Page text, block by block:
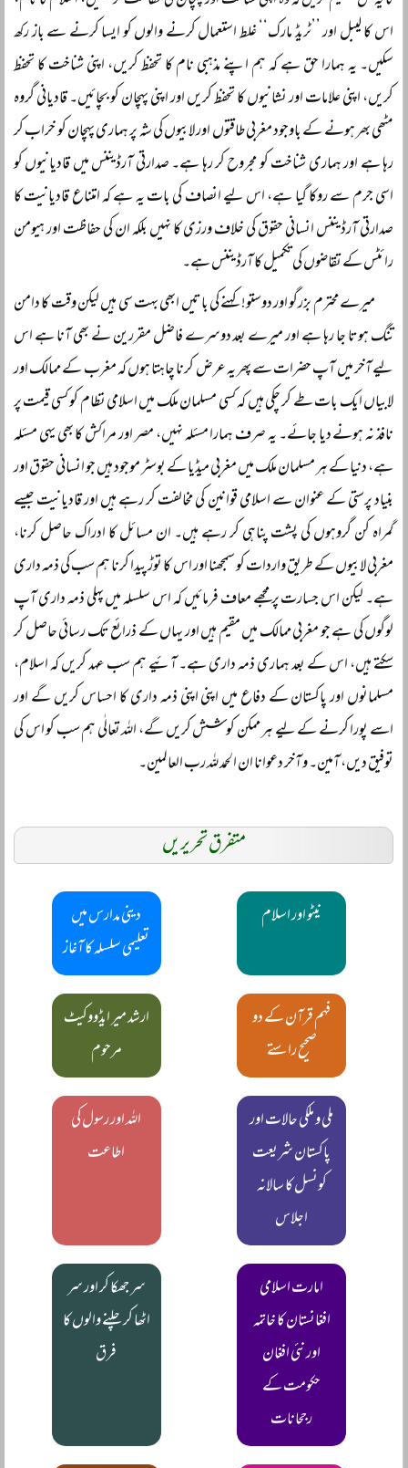
اس کا لیبل اور ’’ٹریڈ مارک‘‘ غلط استعمال کرنے والوں کو ایسا کرنے سے باز رکھ
سکیں۔ یہ ہمارا حق ہے کہ ہم اپنے مذہبی نام کا تحفظ کریں، اپنی شناخت کا تحفظ
کریں، اپنی علامات اور نشانیوں کا تحفظ کریں اور اپنی پہچان کو بچائیں۔ قادیانی گروہ
مٹھی بھر ہونے کے باوجود مغربی طاقتوں اور لابیوں کی شہ پر ہماری پہچان کو خراب کر
رہا ہے اور ہماری شناخت کو مجروح کر رہا ہے۔ صدارتی آرڈیننس میں قادیانیوں کو
اسی جرم سے روکا گیا ہے، اس لیے انصاف کی بات یہ ہے کہ امتناع قادیانیت کا
صدارتی آرڈیننس انسانی حقوق کی خلاف ورزی کا نہیں بلکہ ان کی حفاظت اور ہیومن
رائٹس کے تقاضوں کی تکمیل کا آرڈیننس ہے۔
میرے محترم بزرگو اور دوستو! کہنے کی باتیں ابھی بہت سی ہیں لیکن وقت کا دامن
تنگ ہوتا جا رہا ہے اور میرے بعد دوسرے فاضل مقررین نے بھی آنا ہے اس
لیے آخر میں آپ حضرات سے پھر یہ عرض کرنا چاہتا ہوں کہ مغرب کے ممالک اور
لابیاں ایک بات طے کر چکی ہیں کہ کسی مسلمان ملک میں اسلامی نظام کو کسی قیمت پر
نافذ نہ ہونے دیا جائے۔ یہ صرف ہمارا مسئلہ نہیں، مصر اور مراکش کا بھی یہی مسئلہ
ہے، دنیا کے ہر مسلمان ملک میں مغربی میڈیا کے بوسٹر موجود ہیں جو انسانی حقوق اور
بنیاد پرستی کے عنوان سے اسلامی قوانین کی مخالفت کر رہے ہیں اور قادیانیت جیسے
گمراہ کن گروہوں کی پشت پناہی کر رہے ہیں۔ ان مسائل کا ادراک حاصل کرنا،
مغربی لابیوں کے طریق واردات کو سمجھنا اور اس کا توڑ پیدا کرنا ہم سب کی ذمہ داری
ہے۔ لیکن اس جسارت پر مجھے معاف فرمائیں کہ اس سلسلہ میں پہلی ذمہ داری آپ
لوگوں کی ہے جو مغربی ممالک میں مقیم ہیں اور یہاں کے ذرائع تک رسائی حاصل کر
سکتے ہیں، اس کے بعد ہماری ذمہ داری ہے۔ آئیے ہم سب عہد کریں کہ اسلام،
مسلمانوں اور پاکستان کے دفاع میں اپنی اپنی ذمہ داری کا احساس کریں گے اور
اسے پورا کرنے کے لیے ہر ممکن کوشش کریں گے، اللہ تعالٰی ہم سب کو اس کی
توفیق دیں، آمین۔ و آخر دعوانا ان الحمد للہ رب العالمین۔
متفرق تحریریں
نیٹو اور اسلام
دینی مدارس میں
تعلیمی سلسلہ کا آغاز
فہم قرآن کے دو
صحیح راستے
ارشد میر ایڈووکیٹ
مرحوم
ملی و ملکی حالات اور
پاکستان شریعت
کونسل کا سالانہ
اجلاس
اللہ اور رسول کی
اطاعت
امارت اسلامی
افغانستان کا خاتمہ
اور نئی افغان
حکومت کے
رجحانات
سر جھکا کر اور سر
اٹھا کر چلنے والوں کا
فرق